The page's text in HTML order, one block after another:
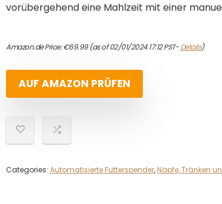
vorübergehend eine Mahlzeit mit einer
Amazon.de Price:€69.99(as of 02/01/2024 17:12 PST-Details)
AUF AMAZON PRÜFEN
Categories: Automatisierte Futterspender,Näpfe, Tränken